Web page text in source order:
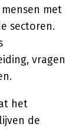
met
sectoren.
vragen
het
de